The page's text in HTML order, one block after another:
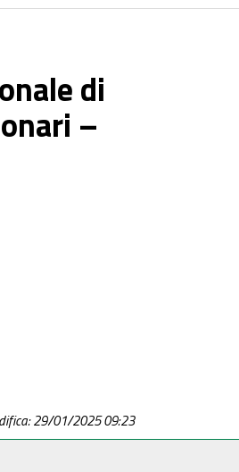
di
–
29/01/2025 09:23